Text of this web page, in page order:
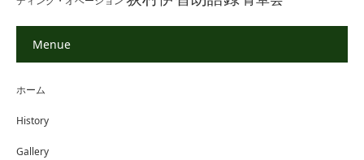
Menue
ホーム
History
Gallery